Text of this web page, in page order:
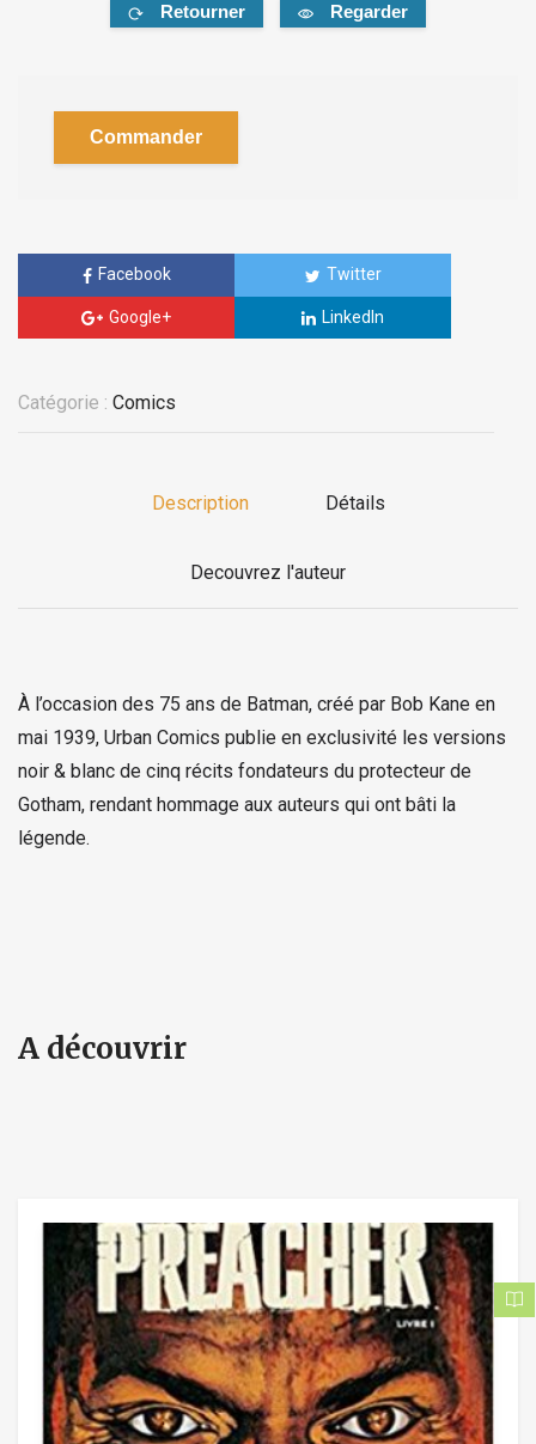
Retourner Regarder
Commander
Facebook Twitter
Google+ LinkedIn
Catégorie : Comics
Description Détails
Decouvrez l'auteur
À l’occasion des 75 ans de Batman, créé par Bob Kane en
mai 1939, Urban Comics publie en exclusivité les versions
noir & blanc de cinq récits fondateurs du protecteur de
Gotham, rendant hommage aux auteurs qui ont bâti la
légende.
A découvrir